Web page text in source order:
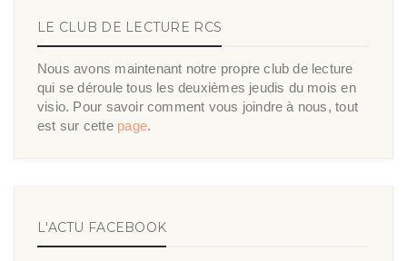
LE CLUB DE LECTURE RCS
Nous avons maintenant notre propre club de lecture
qui se déroule tous les deuxièmes jeudis du mois en
visio. Pour savoir comment vous joindre à nous, tout
est sur cette page.
L'ACTU FACEBOOK